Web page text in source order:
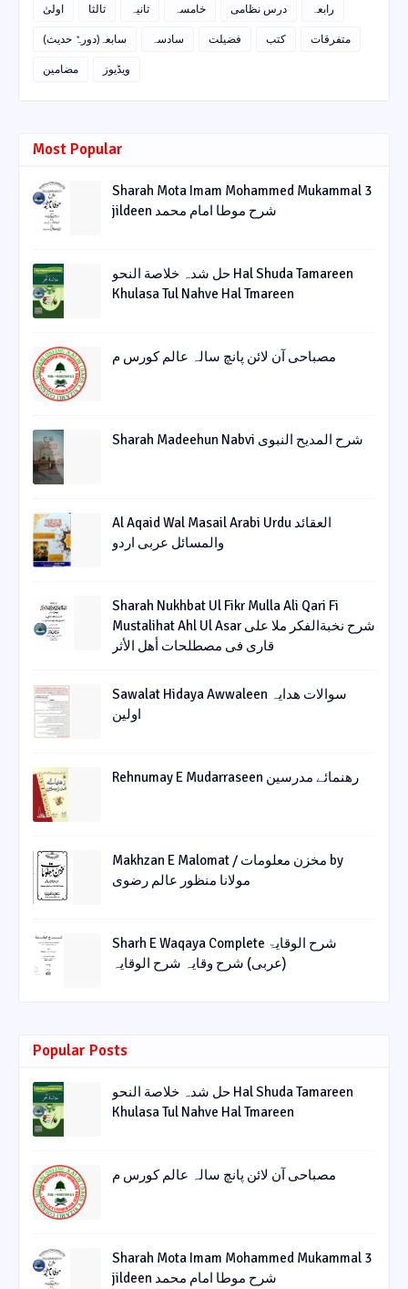
اولیٰ
ثالثا ثانیہ خامسہ درس نظامی
رابعہ
سابعہ(دورہٌ حدیث)
سادسہ فضیلت کتب
متفرقات
مضامین
ویڈیوز
Most Popular
Sharah Mota Imam Mohammed Mukammal 3
jildeen شرح موطا امام محمد
حل شدہ خلاصة النحو Hal Shuda Tamareen
Khulasa Tul Nahve Hal Tmareen
مصباحی آن لائن پانچ سالہ عالم کورس م
Sharah Madeehun Nabvi شرح المدیح النبوی
Al Aqaid Wal Masail Arabi Urdu العقائد
والمسائل عربی اردو
Sharah Nukhbat Ul Fikr Mulla Ali Qari Fi
Mustalihat Ahl Ul Asar شرح نخبةالفکر ملا علی
قاری فی مصطلحات أھل الأثر
Sawalat Hidaya Awwaleen سوالات ھدایہ
اولین
Rehnumay E Mudarraseen رهنمائے مدرسین
Makhzan E Malomat / مخزن معلومات by
مولانا منظور عالم رضوی
Sharh E Waqaya Complete شرح الوقایۃ
(عربی) شرح وقایہ شرح الوقایہ
Popular Posts
حل شدہ خلاصة النحو Hal Shuda Tamareen
Khulasa Tul Nahve Hal Tmareen
مصباحی آن لائن پانچ سالہ عالم کورس م
Sharah Mota Imam Mohammed Mukammal 3
jildeen شرح موطا امام محمد